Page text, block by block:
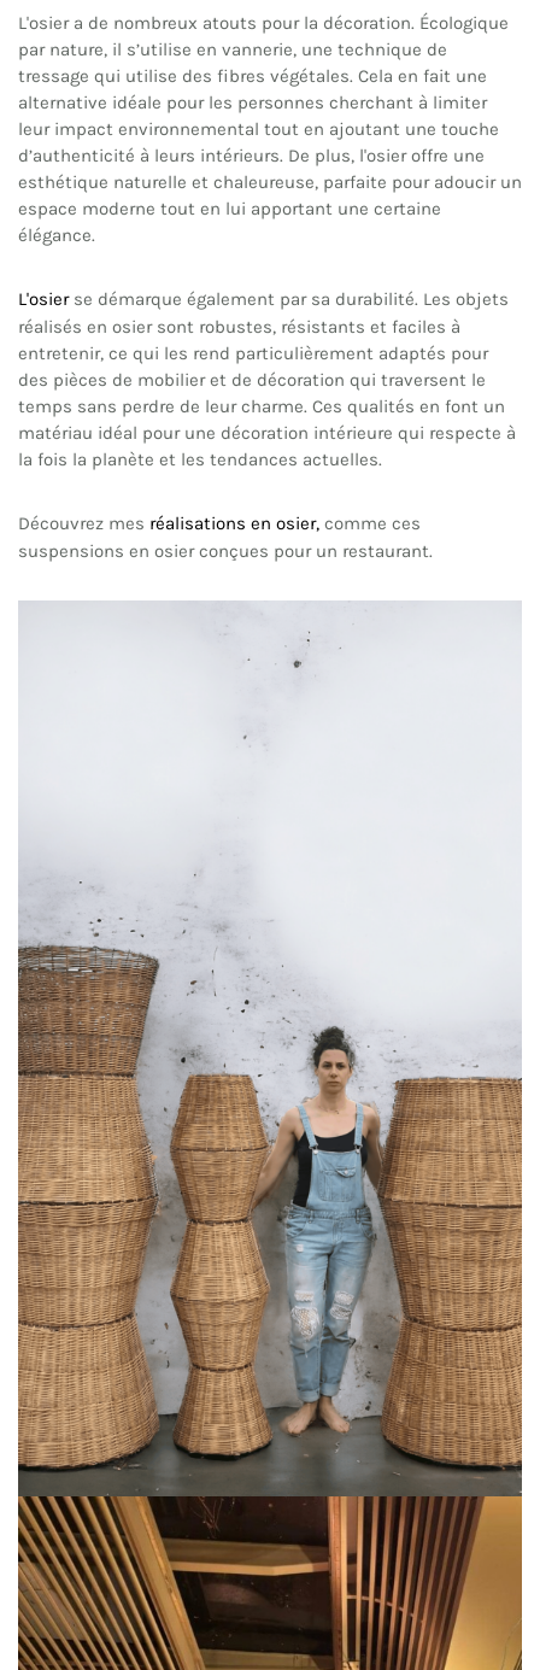
L'osier a de nombreux atouts pour la décoration. Écologique
par nature, il s’utilise en vannerie, une technique de
tressage qui utilise des fibres végétales. Cela en fait une
alternative idéale pour les personnes cherchant à limiter
leur impact environnemental tout en ajoutant une touche
d’authenticité à leurs intérieurs. De plus, l'osier offre une
esthétique naturelle et chaleureuse, parfaite pour adoucir un
espace moderne tout en lui apportant une certaine
élégance.
L'osierse démarque également par sa durabilité. Les objets
réalisés en osier sont robustes, résistants et faciles à
entretenir, ce qui les rend particulièrement adaptés pour
des pièces de mobilier et de décoration qui traversent le
temps sans perdre de leur charme. Ces qualités en font un
matériau idéal pour une décoration intérieure qui respecte à
la fois la planète et les tendances actuelles.
Découvrez mes réalisations en osier, comme ces
suspensions en osier conçues pour un restaurant.